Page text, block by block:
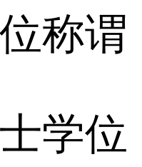
称谓
学位